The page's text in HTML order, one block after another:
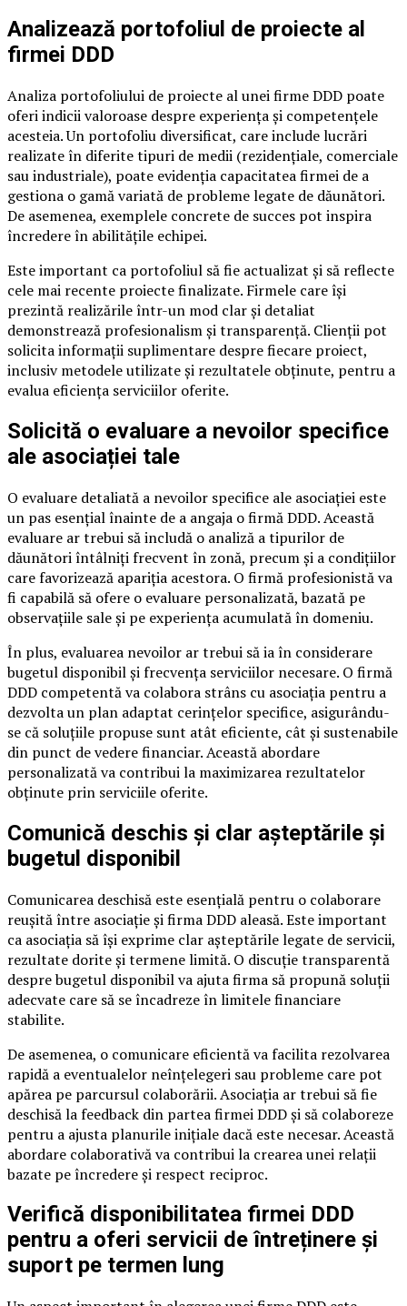
Analizează portofoliul de proiecte al
firmei DDD
Analiza portofoliului de proiecte al unei firme DDD poate
oferi indicii valoroase despre experiența și competențele
acesteia. Un portofoliu diversificat, care include lucrări
realizate în diferite tipuri de medii (rezidențiale, comerciale
sau industriale), poate evidenția capacitatea firmei de a
gestiona o gamă variată de probleme legate de dăunători.
De asemenea, exemplele concrete de succes pot inspira
încredere în abilitățile echipei.
Este important ca portofoliul să fie actualizat și să reflecte
cele mai recente proiecte finalizate. Firmele care își
prezintă realizările într-un mod clar și detaliat
demonstrează profesionalism și transparență. Clienții pot
solicita informații suplimentare despre fiecare proiect,
inclusiv metodele utilizate și rezultatele obținute, pentru a
evalua eficiența serviciilor oferite.
Solicită o evaluare a nevoilor specifice
ale asociației tale
O evaluare detaliată a nevoilor specifice ale asociației este
un pas esențial înainte de a angaja o firmă DDD. Această
evaluare ar trebui să includă o analiză a tipurilor de
dăunători întâlniți frecvent în zonă, precum și a condițiilor
care favorizează apariția acestora. O firmă profesionistă va
fi capabilă să ofere o evaluare personalizată, bazată pe
observațiile sale și pe experiența acumulată în domeniu.
În plus, evaluarea nevoilor ar trebui să ia în considerare
bugetul disponibil și frecvența serviciilor necesare. O firmă
DDD competentă va colabora strâns cu asociația pentru a
dezvolta un plan adaptat cerințelor specifice, asigurându-
se că soluțiile propuse sunt atât eficiente, cât și sustenabile
din punct de vedere financiar. Această abordare
personalizată va contribui la maximizarea rezultatelor
obținute prin serviciile oferite.
Comunică deschis și clar așteptările și
bugetul disponibil
Comunicarea deschisă este esențială pentru o colaborare
reușită între asociație și firma DDD aleasă. Este important
ca asociația să își exprime clar așteptările legate de servicii,
rezultate dorite și termene limită. O discuție transparentă
despre bugetul disponibil va ajuta firma să propună soluții
adecvate care să se încadreze în limitele financiare
stabilite.
De asemenea, o comunicare eficientă va facilita rezolvarea
rapidă a eventualelor neînțelegeri sau probleme care pot
apărea pe parcursul colaborării. Asociația ar trebui să fie
deschisă la feedback din partea firmei DDD și să colaboreze
pentru a ajusta planurile inițiale dacă este necesar. Această
abordare colaborativă va contribui la crearea unei relații
bazate pe încredere și respect reciproc.
Verifică disponibilitatea firmei DDD
pentru a oferi servicii de întreținere și
suport pe termen lung